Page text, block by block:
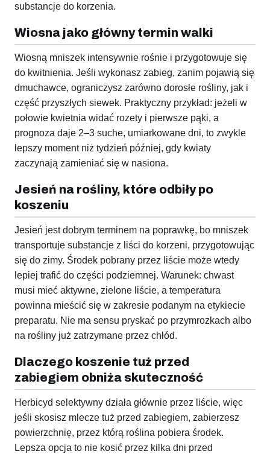
substancje do korzenia.
Wiosna jako główny termin walki
Wiosną mniszek intensywnie rośnie i przygotowuje się
do kwitnienia. Jeśli wykonasz zabieg, zanim pojawią się
dmuchawce, ograniczysz zarówno dorosłe rośliny, jak i
część przyszłych siewek. Praktyczny przykład: jeżeli w
połowie kwietnia widać rozety i pierwsze pąki, a
prognoza daje 2–3 suche, umiarkowane dni, to zwykle
lepszy moment niż tydzień później, gdy kwiaty
zaczynają zamieniać się w nasiona.
Jesień na rośliny, które odbiły po
koszeniu
Jesień jest dobrym terminem na poprawkę, bo mniszek
transportuje substancje z liści do korzeni, przygotowując
się do zimy. Środek pobrany przez liście może wtedy
lepiej trafić do części podziemnej. Warunek: chwast
musi mieć aktywne, zielone liście, a temperatura
powinna mieścić się w zakresie podanym na etykiecie
preparatu. Nie ma sensu pryskać po przymrozkach albo
na rośliny już zatrzymane przez chłód.
Dlaczego koszenie tuż przed
zabiegiem obniża skuteczność
Herbicyd selektywny działa głównie przez liście, więc
jeśli skosisz mlecze tuż przed zabiegiem, zabierzesz
powierzchnię, przez którą roślina pobiera środek.
Lepsza opcja to nie kosić przez kilka dni przed